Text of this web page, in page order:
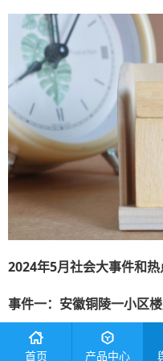
2024年5月社会大事件和
事件一：安徽铜陵一小区
简述：
据铜陵发布，5月
首页 产品中心